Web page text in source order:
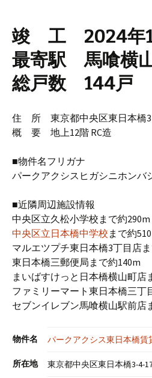
竣 工 2024年
最寄駅 馬喰横
総戸数 144戸
住 所 東京都中央区東日本橋
概 要 地上12階 RC造
■物件名フリガナ
パークアクシスヒガシニホンバ
■近隣周辺施設情報
中央区立久松小学校まで約290m
中央区立日本橋中学校 まで約
マルエツプチ東日本橋3丁目店
東日本橋三郵便局まで約140m
まいばすけっと日本橋横山町店
ファミリーマート東日本橋三丁
セブンイレブン馬喰横山駅前店
物件名 パークアクシス東日本橋賃
所在地 東京都中央区東日本橋3-4-